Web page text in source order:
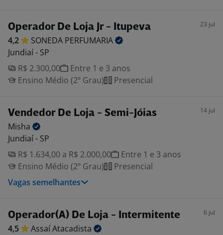
Operador De Loja Jr - Itupeva 23 jul
4,2 SONEDA PERFUMARIA
Jundiaí - SP
R$ 2.300,00
Entre 1 e 3 anos
Ensino Médio (2º Grau)
Presencial
Vendedor De Loja - Semi-Jóias 14 jul
Misha
Jundiaí - SP
R$ 1.634,00 a R$ 2.000,00
Entre 1 e 3 anos
Ensino Médio (2º Grau)
Presencial
Vagas semelhantes
Operador(A) De Loja - Intermitente 6 jul
4,5 AssaíAtacadista